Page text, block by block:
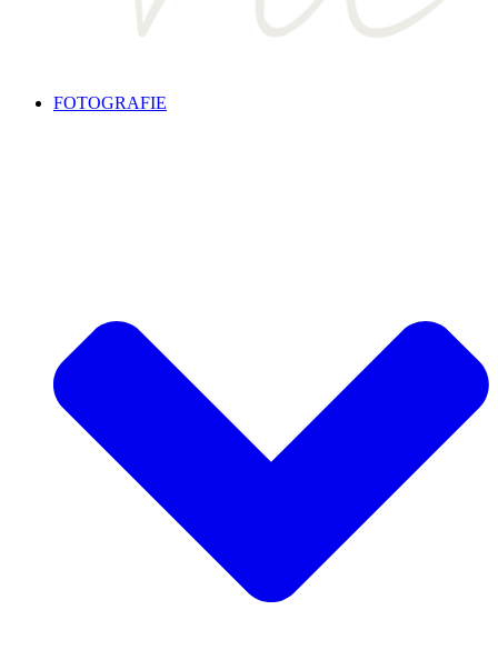
FOTOGRAFIE